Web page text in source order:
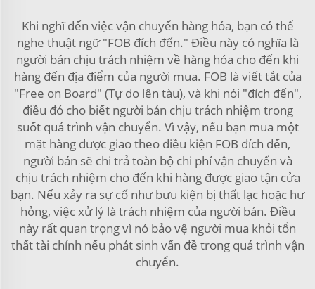
Khi nghĩ đến việc vận chuyển hàng hóa, bạn có thể
nghe thuật ngữ "FOB đích đến." Điều này có nghĩa là
người bán chịu trách nhiệm về hàng hóa cho đến khi
hàng đến địa điểm của người mua. FOB là viết tắt của
"Free on Board" (Tự do lên tàu), và khi nói "đích đến",
điều đó cho biết người bán chịu trách nhiệm trong
suốt quá trình vận chuyển. Vì vậy, nếu bạn mua một
mặt hàng được giao theo điều kiện FOB đích đến,
người bán sẽ chi trả toàn bộ chi phí vận chuyển và
chịu trách nhiệm cho đến khi hàng được giao tận cửa
bạn. Nếu xảy ra sự cố như bưu kiện bị thất lạc hoặc hư
hỏng, việc xử lý là trách nhiệm của người bán. Điều
này rất quan trọng vì nó bảo vệ người mua khỏi tổn
thất tài chính nếu phát sinh vấn đề trong quá trình vận
chuyển.